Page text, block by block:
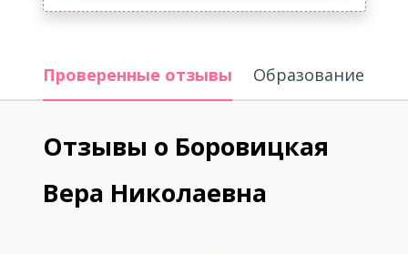
Проверенные отзывы Образование
Отзывы о Боровицкая
Вера Николаевна